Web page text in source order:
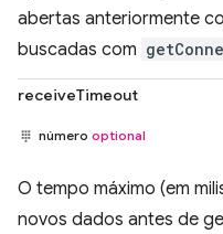
abertas anteriormente
buscadas com
receiveTimeout
número optional
O tempo máximo (em
novos dados antes de